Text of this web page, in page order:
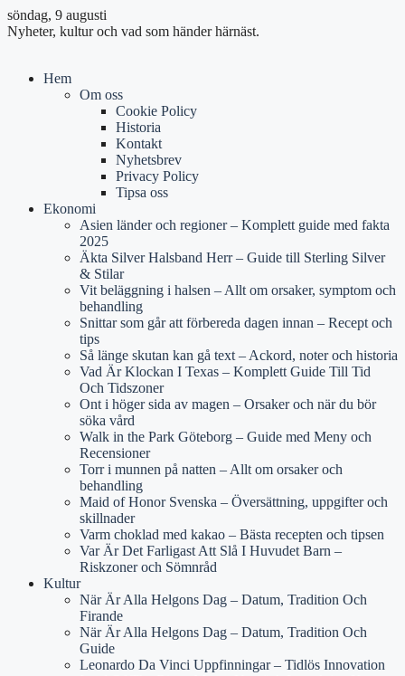
söndag, 9 augusti
Nyheter, kultur och vad som händer härnäst.
Hem
Om oss
Cookie Policy
Historia
Kontakt
Nyhetsbrev
Privacy Policy
Tipsa oss
Ekonomi
Asien länder och regioner – Komplett guide med fakta
2025
Äkta Silver Halsband Herr – Guide till Sterling Silver
& Stilar
Vit beläggning i halsen – Allt om orsaker, symptom och
behandling
Snittar som går att förbereda dagen innan – Recept och
tips
Så länge skutan kan gå text – Ackord, noter och historia
Vad Är Klockan I Texas – Komplett Guide Till Tid
Och Tidszoner
Ont i höger sida av magen – Orsaker och när du bör
söka vård
Walk in the Park Göteborg – Guide med Meny och
Recensioner
Torr i munnen på natten – Allt om orsaker och
behandling
Maid of Honor Svenska – Översättning, uppgifter och
skillnader
Varm choklad med kakao – Bästa recepten och tipsen
Var Är Det Farligast Att Slå I Huvudet Barn –
Riskzoner och Sömnråd
Kultur
När Är Alla Helgons Dag – Datum, Tradition Och
Firande
När Är Alla Helgons Dag – Datum, Tradition Och
Guide
Leonardo Da Vinci Uppfinningar – Tidlös Innovation